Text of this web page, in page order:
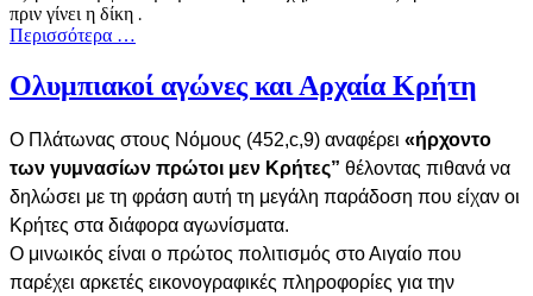
πριν γίνει η δίκη .
Περισσότερα …
Ολυμπιακοί αγώνες και Αρχαία Κρήτη
Ο Πλάτωνας στους Νόμους (452,c,9) αναφέρει «ήρχοντο
των γυμνασίων πρώτοι μεν Κρήτες” θέλοντας πιθανά να
δηλώσει με τη φράση αυτή τη μεγάλη παράδοση που είχαν οι
Κρήτες στα διάφορα αγωνίσματα.
Ο μινωικός είναι ο πρώτος πολιτισμός στο Αιγαίο που
παρέχει αρκετές εικονογραφικές πληροφορίες για την